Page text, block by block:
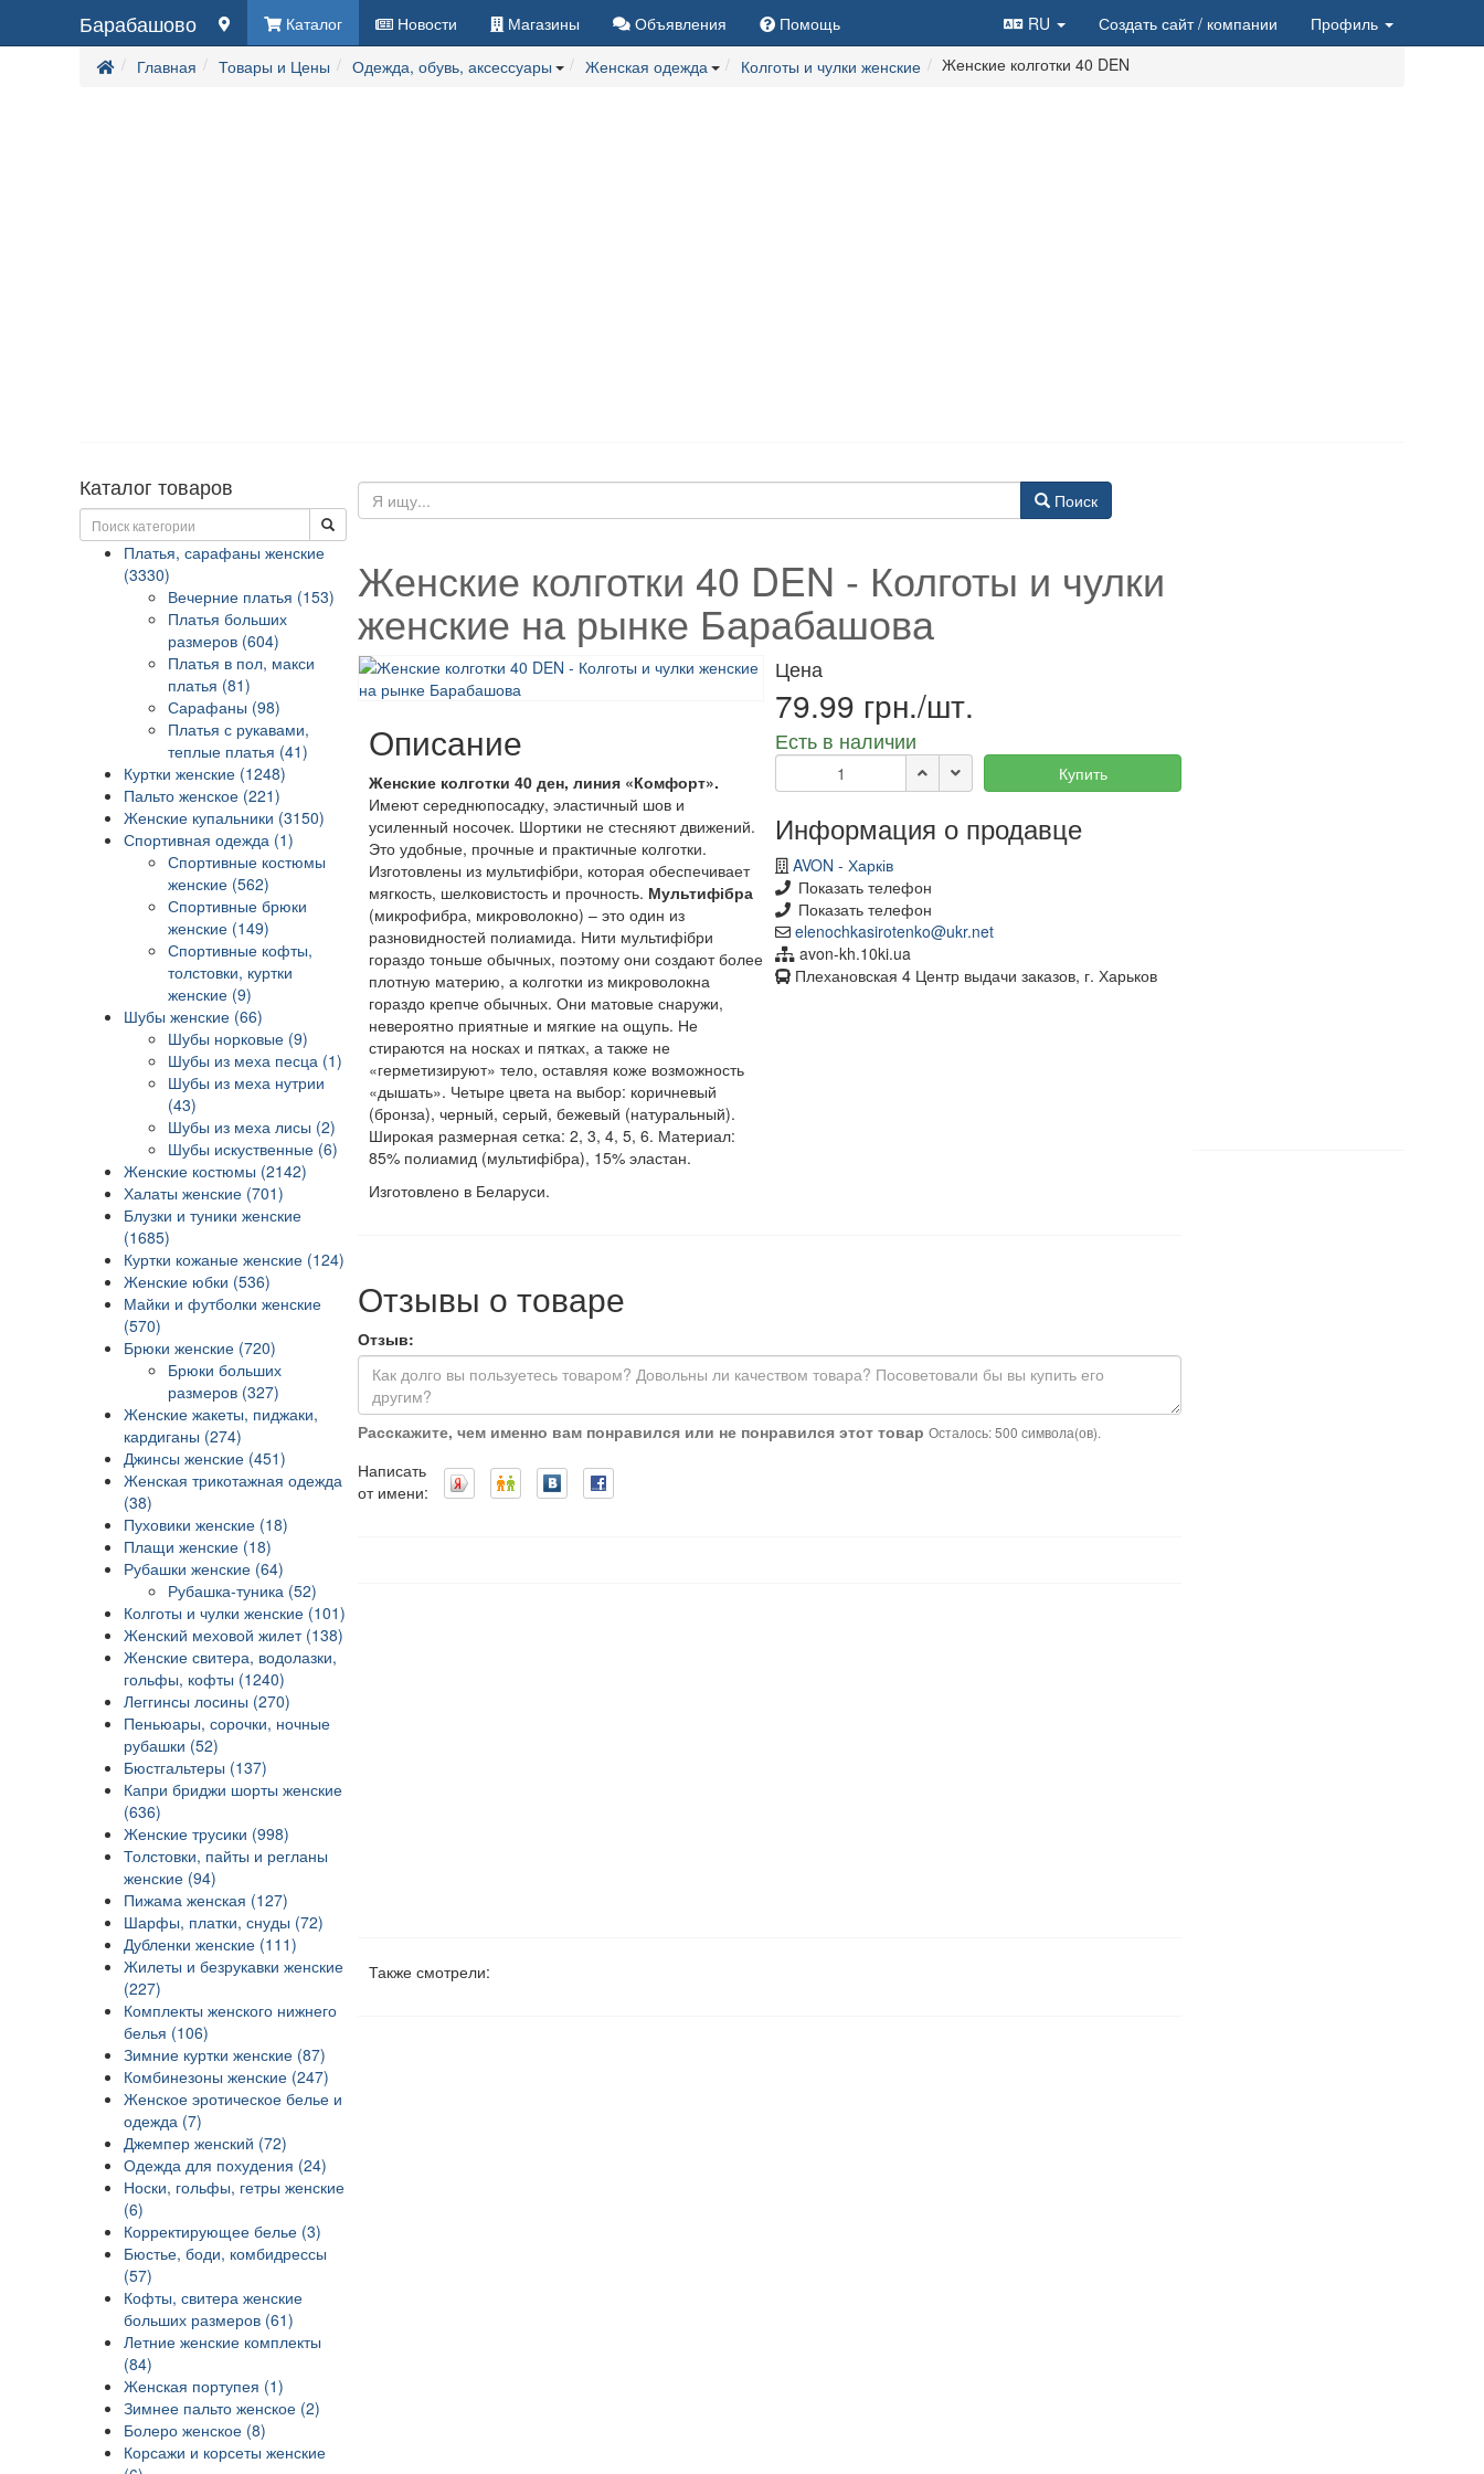
Барабашово Каталог Новости Магазины Объявления Помощь RU Создать сайт/ компании
Профиль
Главная
Товары и Цены Одежда, обувь, аксессуары Женская одежда Колготы и чулки женские Женские колготки 40 DEN
Поиск
Женские колготки 40 DEN - Колготы и чулки
женские на рынке Барабашова
Описание
Женские колготки 40 ден, линия «Комфорт».
Имеют середнюпосадку, эластичный шов и
усиленный носочек. Шортики не стесняют движений.
Это удобные, прочные и практичные колготки.
Изготовлены из мультифібри, которая обеспечивает
мягкость, шелковистость и прочность. Мультифібра
(микрофибра, микроволокно) – это один из
разновидностей полиамида. Нити мультифібри
гораздо тоньше обычных, поэтому они создают более
плотную материю, а колготки из микроволокна
гораздо крепче обычных. Они матовые снаружи,
невероятно приятные и мягкие на ощупь. Не
стираются на носках и пятках, а также не
«герметизируют» тело, оставляя коже возможность
«дышать». Четыре цвета на выбор: коричневый
(бронза), черный, серый, бежевый (натуральный).
Широкая размерная сетка: 2, 3, 4, 5, 6. Материал:
85% полиамид (мультифібра), 15% эластан.
Изготовлено в Беларуси.
Цена
79.99 грн./шт.
Есть в наличии
Купить
Информация о продавце
AVON - Харків
Показать телефон
Показать телефон
elenochkasirotenko@ukr.net
avon-kh.10ki.ua
Плехановская 4 Центр выдачи заказов, г. Харьков
Отзывы о товаре
Отзыв:
Расскажите, чем именно вам понравился или не понравился этот товар Осталось: 500 символа(ов).
Написать
от имени:
Также смотрели:
Каталог товаров
Платья, сарафаны женские
(3330)
Вечерние платья (153)
Платья больших
размеров (604)
Платья в пол, макси
платья (81)
Сарафаны (98)
Платья с рукавами,
теплые платья (41)
Куртки женские (1248)
Пальто женское (221)
Женские купальники (3150)
Спортивная одежда (1)
Спортивные костюмы
женские (562)
Спортивные брюки
женские (149)
Спортивные кофты,
толстовки, куртки
женские (9)
Шубы женские (66)
Шубы норковые (9)
Шубы из меха песца (1)
Шубы из меха нутрии
(43)
Шубы из меха лисы (2)
Шубы искуственные (6)
Женские костюмы (2142)
Халаты женские (701)
Блузки и туники женские
(1685)
Куртки кожаные женские (124)
Женские юбки (536)
Майки и футболки женские
(570)
Брюки женские (720)
Брюки больших
размеров (327)
Женские жакеты, пиджаки,
кардиганы (274)
Джинсы женские (451)
Женская трикотажная одежда
(38)
Пуховики женские (18)
Плащи женские (18)
Рубашки женские (64)
Рубашка-туника (52)
Колготы и чулки женские (101)
Женский меховой жилет (138)
Женские свитера, водолазки,
гольфы, кофты (1240)
Леггинсы лосины (270)
Пеньюары, сорочки, ночные
рубашки (52)
Бюстгальтеры (137)
Капри бриджи шорты женские
(636)
Женские трусики (998)
Толстовки, пайты и регланы
женские (94)
Пижама женская (127)
Шарфы, платки, снуды (72)
Дубленки женские (111)
Жилеты и безрукавки женские
(227)
Комплекты женского нижнего
белья (106)
Зимние куртки женские (87)
Комбинезоны женские (247)
Женское эротическое белье и
одежда (7)
Джемпер женский (72)
Одежда для похудения (24)
Носки, гольфы, гетры женские
(6)
Корректирующее белье (3)
Бюстье, боди, комбидрессы
(57)
Кофты, свитера женские
больших размеров (61)
Летние женские комплекты
(84)
Женская портупея (1)
Зимнее пальто женское (2)
Болеро женское (8)
Корсажи и корсеты женские